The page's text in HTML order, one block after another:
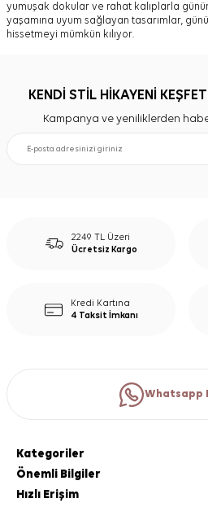
yumuşak dokular ve rahat kalıplarla günün
yaşamına uyum sağlayan tasarımlar,
hissetmeyi mümkün kılıyor.
KENDİ STİL HİKAYENİ
Kampanya ve yeniliklerden
2249 TL Üzeri
Ücretsiz Kargo
Kredi Kartına
4 Taksit İmkanı
Whatsapp
Kategoriler
Önemli Bilgiler
Hızlı Erişim